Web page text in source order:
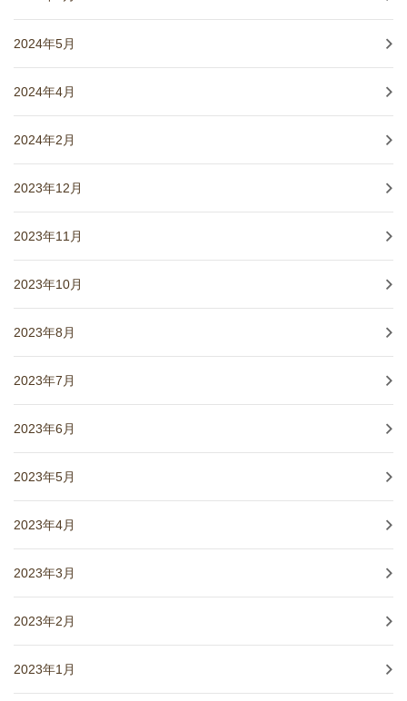
2024年5月
2024年4月
2024年2月
2023年12月
2023年11月
2023年10月
2023年8月
2023年7月
2023年6月
2023年5月
2023年4月
2023年3月
2023年2月
2023年1月